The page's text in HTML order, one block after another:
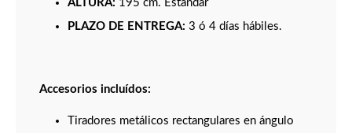
ALTURA: 195 cm. Estándar
PLAZO DE ENTREGA: 3 ó 4 días hábiles.
Accesorios incluídos:
Tiradores metálicos rectangulares en ángulo